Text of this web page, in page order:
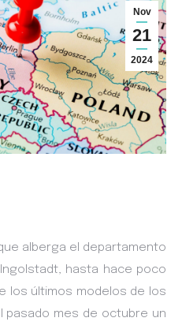
Nov
21
2024
alberga el departamento
hasta hace poco
los últimos modelos de los
pasado mes de octubre un